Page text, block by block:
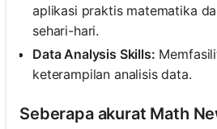
aplikasi praktis matematika
sehari-hari.
Data Analysis Skills:
keterampilan analisis data.
Seberapa akurat Math